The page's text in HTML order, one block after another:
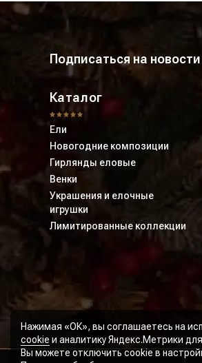
Подписаться на
Каталог
Ели
Новогодние композиции
Гирлянды еловые
Венки
Украшения и елочные
игрушки
Лимитированные коллекции
Нажимая «ОК», вы соглашаетесь на
cookie и аналитику Яндекс.Метрики
Вы можете отключить cookie в